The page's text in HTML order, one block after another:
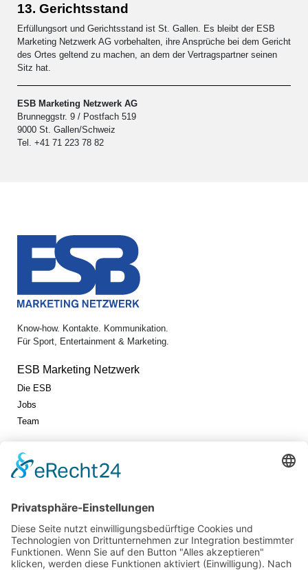
13. Gerichtsstand
Erfüllungsort und Gerichtsstand ist St. Gallen. Es bleibt der ESB
Marketing Netzwerk AG vorbehalten, ihre Ansprüche bei dem Gericht
des Ortes geltend zu machen, an dem der Vertragspartner seinen
Sitz hat.
ESB Marketing Netzwerk AG
Brunneggstr. 9 / Postfach 519
9000 St. Gallen/Schweiz
Tel. +41 71 223 78 82
Know-how. Kontakte. Kommunikation.
Für Sport, Entertainment & Marketing.
ESB Marketing Netzwerk
Die ESB
Jobs
Team
Jetzt vernetzen!
Die ESB auf LinkedIn
Newsletter abonnieren
Events